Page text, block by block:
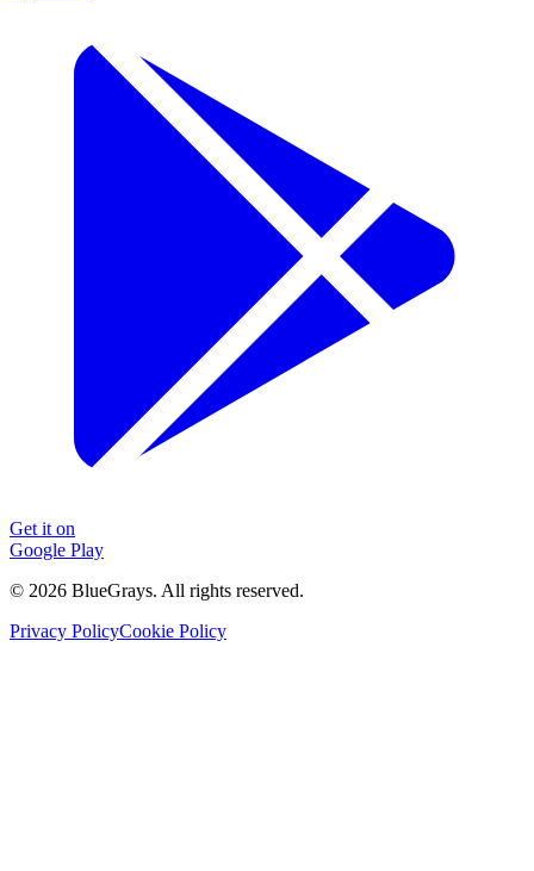
Get it on
Google Play
© 2026 BlueGrays. All rights reserved.
Privacy PolicyCookie Policy